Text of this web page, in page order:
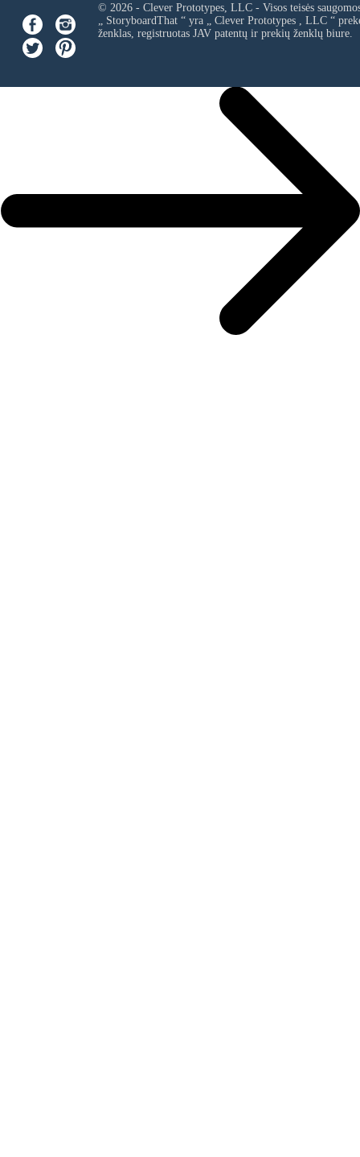
© 2026 - Clever Prototypes, LLC - Visos teisės
„ StoryboardThat “ yra „ Clever Prototypes , LLC“
ženklas, registruotas JAV patentų ir prekių ženklų biure.